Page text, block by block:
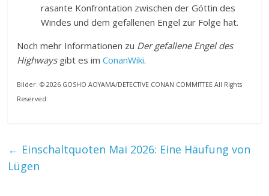
rasante Konfrontation zwischen der Göttin des
Windes und dem gefallenen Engel zur Folge hat.
Noch mehr Informationen zu Der gefallene Engel des
Highwaysgibt es imConanWiki.
Bilder: © 2026 GOSHO AOYAMA/DETECTIVE CONAN COMMITTEE All Rights
Reserved.
← Einschaltquoten Mai 2026: Eine Häufung von
Lügen